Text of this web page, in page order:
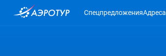
СпецпредложенияАдреса